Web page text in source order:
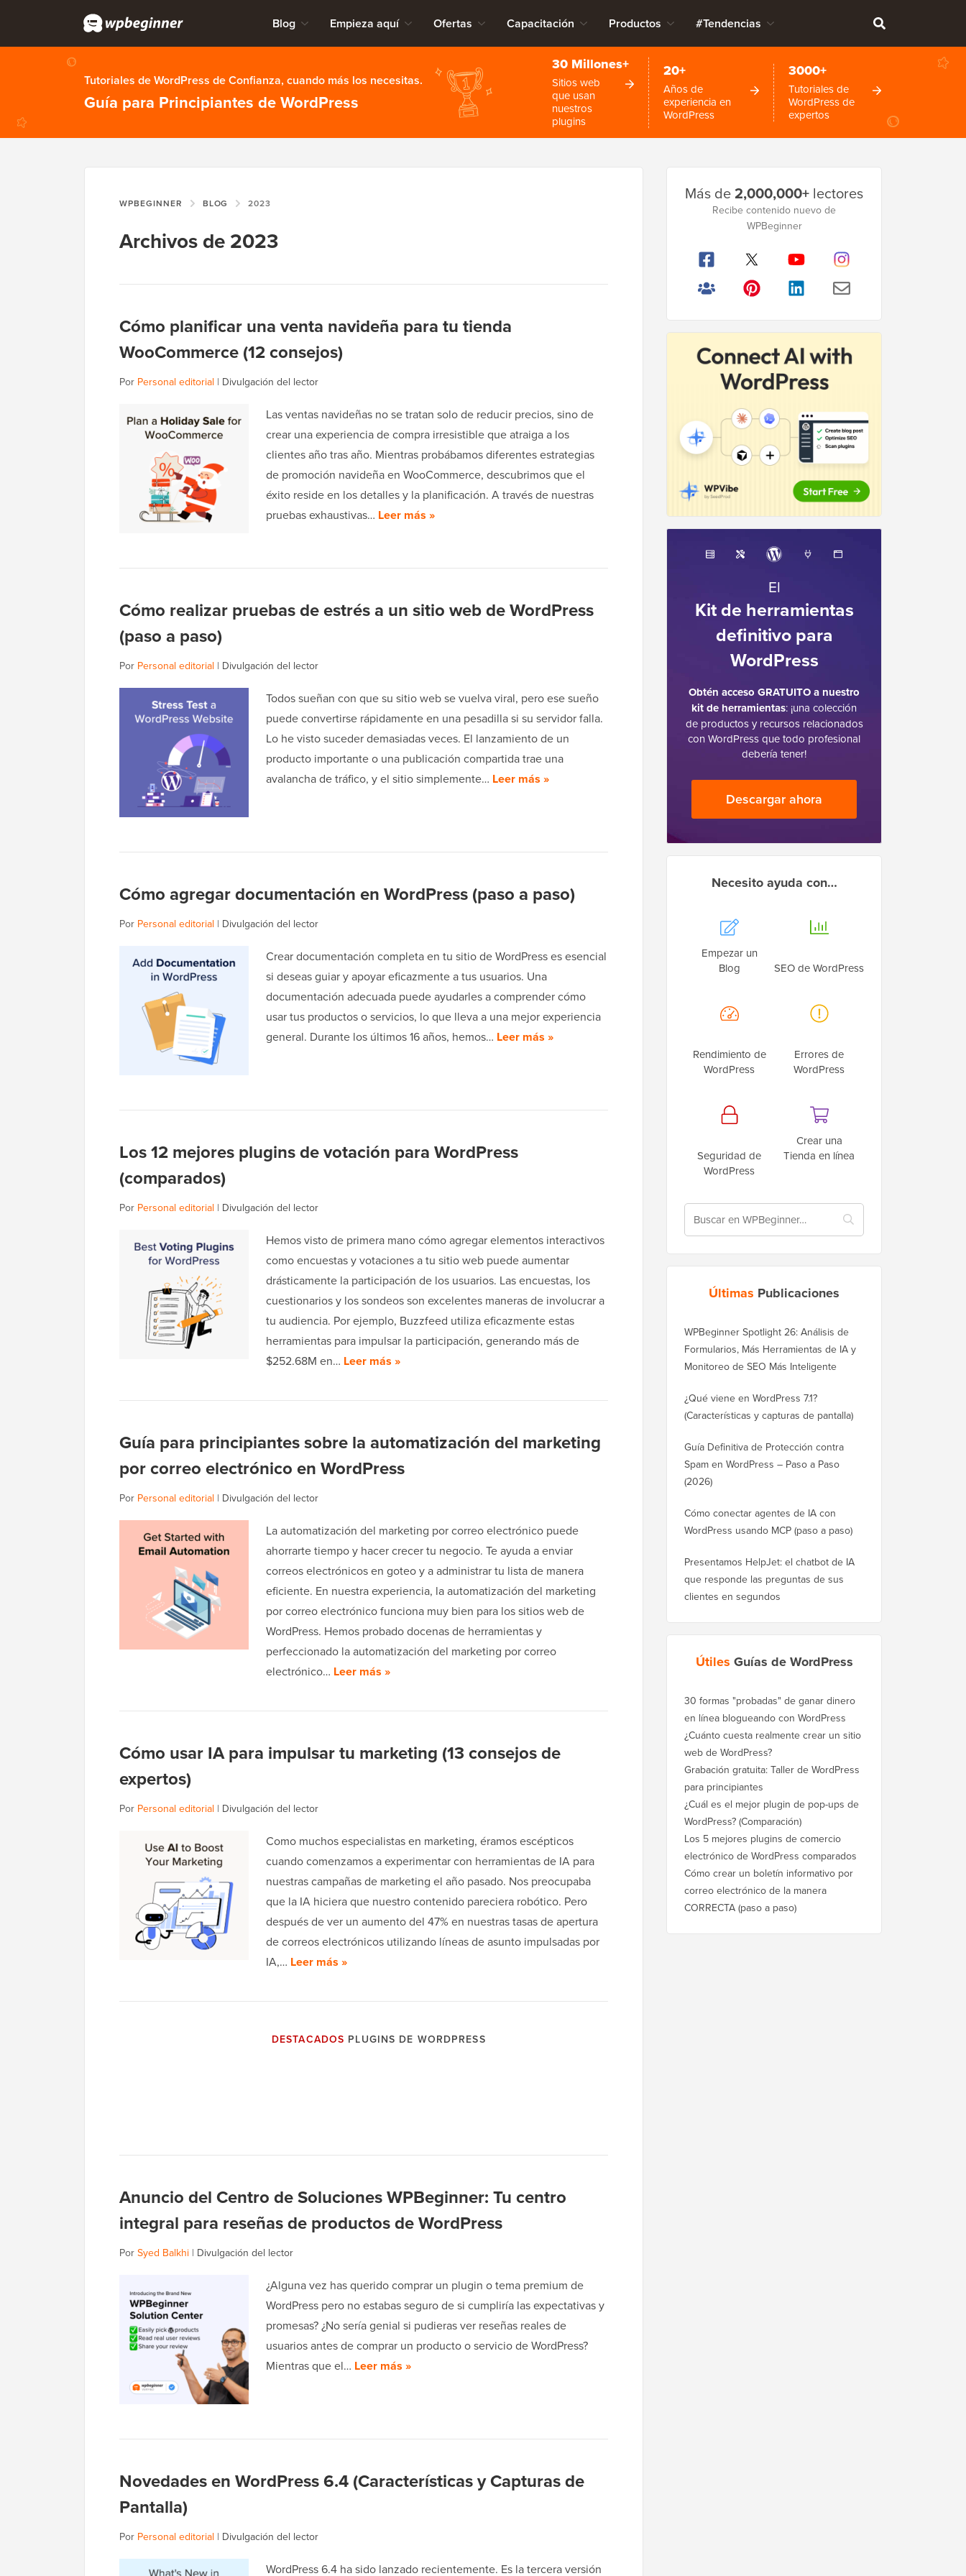
Blog Empieza aquí Ofertas Capacitación Productos #Tendencias
Tutoriales de WordPress de Confianza, cuando más los necesitas.
Guía para Principiantes de WordPress
30 Millones+
Sitios web
que usan
nuestros
plugins
20+
Años de
experiencia en
WordPress
3000+
Tutoriales de
WordPress de
expertos
WPBEGINNER BLOG 2023
Archivos de 2023
Cómo planificar una venta navideña para tu tienda
WooCommerce (12 consejos)
Por Personal editorial | Divulgación del lector
Las ventas navideñas no se tratan solo de reducir precios, sino de
crear una experiencia de compra irresistible que atraiga a los
clientes año tras año. Mientras probábamos diferentes estrategias
de promoción navideña en WooCommerce, descubrimos que el
éxito reside en los detalles y la planificación. A través de nuestras
pruebas exhaustivas… Leer más »
Cómo realizar pruebas de estrés a un sitio web de WordPress
(paso a paso)
Por Personal editorial | Divulgación del lector
Todos sueñan con que su sitio web se vuelva viral, pero ese sueño
puede convertirse rápidamente en una pesadilla si su servidor falla.
Lo he visto suceder demasiadas veces. El lanzamiento de un
producto importante o una publicación compartida trae una
avalancha de tráfico, y el sitio simplemente… Leer más »
Cómo agregar documentación en WordPress (paso a paso)
Por Personal editorial | Divulgación del lector
Crear documentación completa en tu sitio de WordPress es esencial
si deseas guiar y apoyar eficazmente a tus usuarios. Una
documentación adecuada puede ayudarles a comprender cómo
usar tus productos o servicios, lo que lleva a una mejor experiencia
general. Durante los últimos 16 años, hemos… Leer más »
Los 12 mejores plugins de votación para WordPress
(comparados)
Por Personal editorial | Divulgación del lector
Hemos visto de primera mano cómo agregar elementos interactivos
como encuestas y votaciones a tu sitio web puede aumentar
drásticamente la participación de los usuarios. Las encuestas, los
cuestionarios y los sondeos son excelentes maneras de involucrar a
tu audiencia. Por ejemplo, Buzzfeed utiliza eficazmente estas
herramientas para impulsar la participación, generando más de
$252.68M en… Leer más »
Guía para principiantes sobre la automatización del marketing
por correo electrónico en WordPress
Por Personal editorial | Divulgación del lector
La automatización del marketing por correo electrónico puede
ahorrarte tiempo y hacer crecer tu negocio. Te ayuda a enviar
correos electrónicos en goteo y a administrar tu lista de manera
eficiente. En nuestra experiencia, la automatización del marketing
por correo electrónico funciona muy bien para los sitios web de
WordPress. Hemos probado docenas de herramientas y
perfeccionado la automatización del marketing por correo
electrónico… Leer más »
Cómo usar IA para impulsar tu marketing (13 consejos de
expertos)
Por Personal editorial | Divulgación del lector
Como muchos especialistas en marketing, éramos escépticos
cuando comenzamos a experimentar con herramientas de IA para
nuestras campañas de marketing el año pasado. Nos preocupaba
que la IA hiciera que nuestro contenido pareciera robótico. Pero
después de ver un aumento del 47% en nuestras tasas de apertura
de correos electrónicos utilizando líneas de asunto impulsadas por
IA,… Leer más »
DESTACADOS PLUGINS DE WORDPRESS
Anuncio del Centro de Soluciones WPBeginner: Tu centro
integral para reseñas de productos de WordPress
Por Syed Balkhi | Divulgación del lector
¿Alguna vez has querido comprar un plugin o tema premium de
WordPress pero no estabas seguro de si cumpliría las expectativas y
promesas? ¿No sería genial si pudieras ver reseñas reales de
usuarios antes de comprar un producto o servicio de WordPress?
Mientras que el… Leer más »
Novedades en WordPress 6.4 (Características y Capturas de
Pantalla)
Por Personal editorial | Divulgación del lector
WordPress 6.4 ha sido lanzado recientemente. Es la tercera versión
lateral
Más de2,000,000+ lectores
Recibe contenido nuevo de
WPBeginner
El
Kit de herramientas
definitivo para
WordPress
Obtén acceso GRATUITO a nuestro
kit de herramientas: ¡una colección
de productos y recursos relacionados
con WordPress que todo profesional
debería tener!
Descargar ahora
Necesito ayuda con…
Empezar un
Blog
SEO de WordPress
Rendimiento de
WordPress
Errores de
WordPress
Seguridad de
WordPress
Crear una
Tienda en línea
Últimas Publicaciones
WPBeginner Spotlight 26: Análisis de
Formularios, Más Herramientas de IA y
Monitoreo de SEO Más Inteligente
¿Qué viene en WordPress 7.1?
(Características y capturas de pantalla)
Guía Definitiva de Protección contra
Spam en WordPress – Paso a Paso
(2026)
Cómo conectar agentes de IA con
WordPress usando MCP (paso a paso)
Presentamos HelpJet: el chatbot de IA
que responde las preguntas de sus
clientes en segundos
Útiles Guías de WordPress
30 formas "probadas" de ganar dinero
en línea blogueando con WordPress
¿Cuánto cuesta realmente crear un sitio
web de WordPress?
Grabación gratuita: Taller de WordPress
para principiantes
¿Cuál es el mejor plugin de pop-ups de
WordPress? (Comparación)
Los 5 mejores plugins de comercio
electrónico de WordPress comparados
Cómo crear un boletín informativo por
correo electrónico de la manera
CORRECTA (paso a paso)